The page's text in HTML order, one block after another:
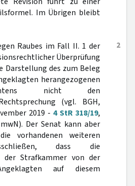
Im Übrigen bleibt
2
Raubes im Fall II. 1 der
Überprüfung
Darstellung des zum Beleg
herangezogenen
nicht den
(vgl. BGH,
2019 - 4 StR 318/19,
Der Senat kann aber
vorhandenen weiteren
dass die
der Strafkammer von der
auf diesem